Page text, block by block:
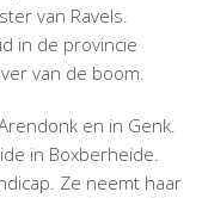
van Ravels.
in de provincie
van de boom.
en in Genk.
in Boxberheide.
Ze neemt haar